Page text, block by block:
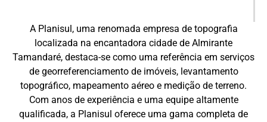
A Planisul, uma renomada empresa de topografia
localizada na encantadora cidade de Almirante
Tamandaré, destaca-se como uma referência em serviços
de georreferenciamento de imóveis, levantamento
topográfico, mapeamento aéreo e medição de terreno.
Com anos de experiência e uma equipe altamente
qualificada, a Planisul oferece uma gama completa de